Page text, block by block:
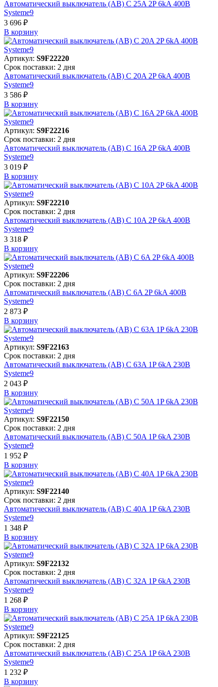
Автоматический выключатель (АВ) C 25A 2P 6kA 400В
Systeme9
3 696 ₽
В корзинy
Артикул: S9F22220
Срок поставки: 2 дня
Автоматический выключатель (АВ) C 20A 2P 6kA 400В
Systeme9
3 586 ₽
В корзинy
Артикул: S9F22216
Срок поставки: 2 дня
Автоматический выключатель (АВ) C 16A 2P 6kA 400В
Systeme9
3 019 ₽
В корзинy
Артикул: S9F22210
Срок поставки: 2 дня
Автоматический выключатель (АВ) C 10A 2P 6kA 400В
Systeme9
3 318 ₽
В корзинy
Артикул: S9F22206
Срок поставки: 2 дня
Автоматический выключатель (АВ) C 6A 2P 6kA 400В
Systeme9
2 873 ₽
В корзинy
Артикул: S9F22163
Срок поставки: 2 дня
Автоматический выключатель (АВ) C 63A 1P 6kA 230В
Systeme9
2 043 ₽
В корзинy
Артикул: S9F22150
Срок поставки: 2 дня
Автоматический выключатель (АВ) C 50A 1P 6kA 230В
Systeme9
1 952 ₽
В корзинy
Артикул: S9F22140
Срок поставки: 2 дня
Автоматический выключатель (АВ) C 40A 1P 6kA 230В
Systeme9
1 348 ₽
В корзинy
Артикул: S9F22132
Срок поставки: 2 дня
Автоматический выключатель (АВ) C 32A 1P 6kA 230В
Systeme9
1 268 ₽
В корзинy
Артикул: S9F22125
Срок поставки: 2 дня
Автоматический выключатель (АВ) C 25A 1P 6kA 230В
Systeme9
1 232 ₽
В корзинy